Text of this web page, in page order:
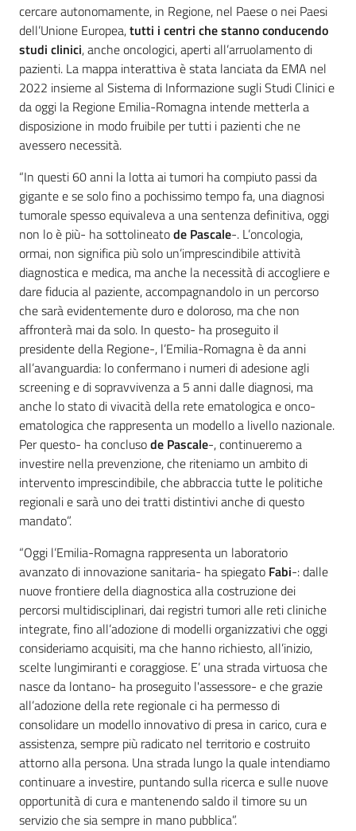
cercare autonomamente, in Regione, nel Paese o nei Paesi
dell’Unione Europea,tutti i centri che stanno conducendo
studi clinici, anche oncologici, aperti all’arruolamento di
pazienti. La mappa interattiva è stata lanciata da EMA nel
2022 insieme al Sistema di Informazione sugli Studi Clinici e
da oggi la Regione Emilia-Romagna intende metterla a
disposizione in modo fruibile per tutti i pazienti che ne
avessero necessità.
“In questi 60 anni la lotta ai tumori ha compiuto passi da
gigante e se solo fino a pochissimo tempo fa, una diagnosi
tumorale spesso equivaleva a una sentenza definitiva, oggi
non lo è più- ha sottolineatode Pascale-. L’oncologia,
ormai, non significa più solo un’imprescindibile attività
diagnostica e medica, ma anche la necessità di accogliere e
dare fiducia al paziente, accompagnandolo in un percorso
che sarà evidentemente duro e doloroso, ma che non
affronterà mai da solo. In questo- ha proseguito il
presidente della Regione-, l’Emilia-Romagna è da anni
all’avanguardia: lo confermano i numeri di adesione agli
screening e di sopravvivenza a 5 anni dalle diagnosi, ma
anche lo stato di vivacità della rete ematologica e onco-
ematologica che rappresenta un modello a livello nazionale.
Per questo- ha conclusode Pascale-, continueremo a
investire nella prevenzione, che riteniamo un ambito di
intervento imprescindibile, che abbraccia tutte le politiche
regionali e sarà uno dei tratti distintivi anche di questo
mandato”.
“Oggi l’Emilia-Romagna rappresenta un laboratorio
avanzato di innovazione sanitaria- ha spiegato Fabi-: dalle
nuove frontiere della diagnostica alla costruzione dei
percorsi multidisciplinari, dai registri tumori alle reti cliniche
integrate, fino all’adozione di modelli organizzativi che oggi
consideriamo acquisiti, ma che hanno richiesto, all’inizio,
scelte lungimiranti e coraggiose. E’ una strada virtuosa che
nasce da lontano- ha proseguito l'assessore- e che grazie
all’adozione della rete regionale ci ha permesso di
consolidare un modello innovativo di presa in carico, cura e
assistenza, sempre più radicato nel territorio e costruito
attorno alla persona. Una strada lungo la quale intendiamo
continuare a investire, puntando sulla ricerca e sulle nuove
opportunità di cura e mantenendo saldo il timore su un
servizio che sia sempre in mano pubblica”.